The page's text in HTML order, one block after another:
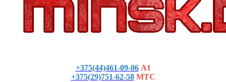
+375(44)461-09-06 А1
+375(29)751-62-58 МТС